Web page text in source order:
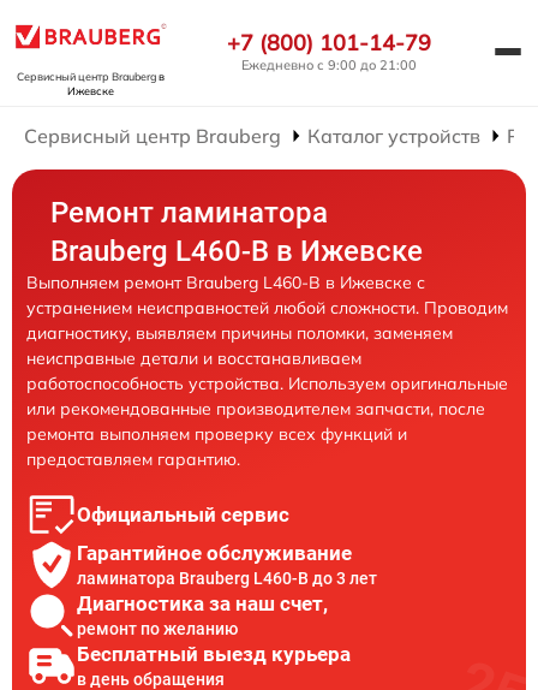
Сервисный центр Braubergв
Ижевске
+7 (800) 101-14-79
Ежедневно с 9:00 до 21:00
Сервисный центр Brauberg Каталог устройств
Ремонт ламинатора
Brauberg L460-B в Ижевске
Выполняем ремонт Brauberg L460-B в Ижевске с
устранением неисправностей любой сложности. Проводим
диагностику, выявляем причины поломки, заменяем
неисправные детали и восстанавливаем
работоспособность устройства. Используем оригинальные
или рекомендованные производителем запчасти, после
ремонта выполняем проверку всех функций и
предоставляем гарантию.
Официальный сервис
Гарантийное обслуживание
ламинатора Brauberg L460-B до 3 лет
Диагностика за наш счет,
ремонт по желанию
Бесплатный выезд курьера
в день обращения